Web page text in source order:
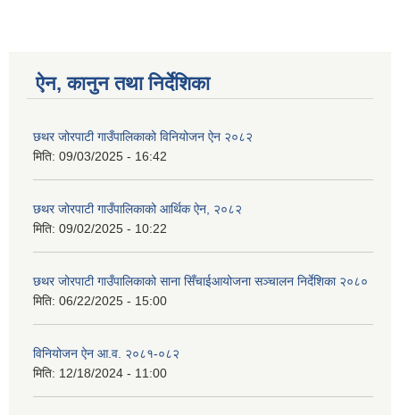
ऐन, कानुन तथा निर्देशिका
छथर जोरपाटी गाउँपालिकाको विनियोजन ऐन २०८२
मिति: 09/03/2025 - 16:42
छथर जोरपाटी गाउँपालिकाको आर्थिक ऐन, २०८२
मिति: 09/02/2025 - 10:22
छथर जोरपाटी गाउँपालिकाको साना सिँचाईआयोजना सञ्चालन निर्देशिका २०८०
मिति: 06/22/2025 - 15:00
विनियोजन ऐन आ.व. २०८१-०८२
मिति: 12/18/2024 - 11:00